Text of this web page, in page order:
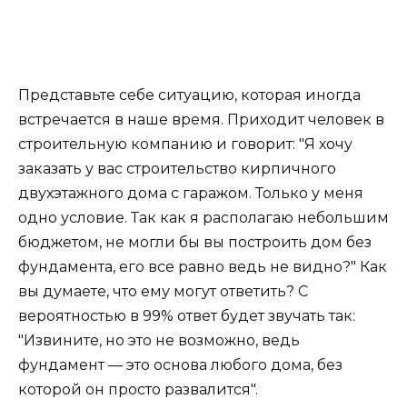
Представьте себе ситуацию, которая иногда
встречается в наше время. Приходит человек в
строительную компанию и говорит: "Я хочу
заказать у вас строительство кирпичного
двухэтажного дома с гаражом. Только у меня
одно условие. Так как я располагаю небольшим
бюджетом, не могли бы вы построить дом без
фундамента, его все равно ведь не видно?" Как
вы думаете, что ему могут ответить? С
вероятностью в 99% ответ будет звучать так:
"Извините, но это не возможно, ведь
фундамент — это основа любого дома, без
которой он просто развалится".